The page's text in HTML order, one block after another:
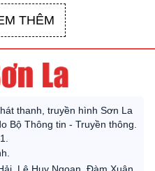
THÊM
thanh, truyền hình Sơn La
Bộ Thông tin - Truyền thông.